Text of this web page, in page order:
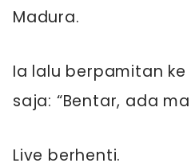
Madura.
Ia lalu berpamitan
saja: “Bentar, ada
Live berhenti.